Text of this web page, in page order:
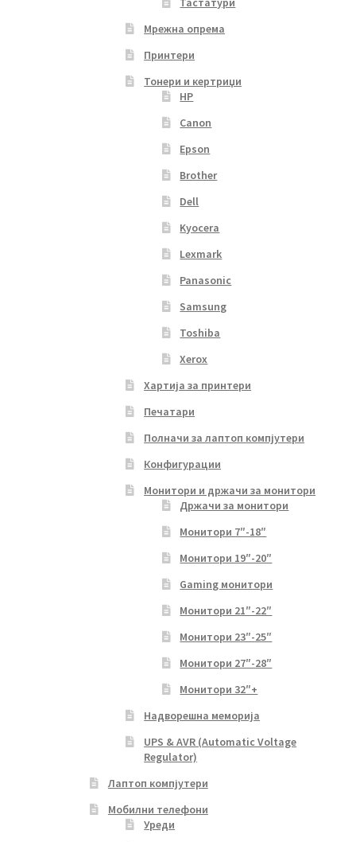
Мрежна опрема
Принтери
Тонери и кертриџи
HP
Canon
Epson
Brother
Dell
Kyocera
Lexmark
Panasonic
Samsung
Toshiba
Xerox
Хартија за принтери
Печатари
Полначи за лаптоп компјутери
Конфигурации
Монитори и држачи за монитори
Држачи за монитори
Монитори 7″-18″
Монитори 19″-20″
Gaming монитори
Монитори 21″-22″
Монитори 23″-25″
Монитори 27″-28″
Монитори 32″+
Надворешна меморија
UPS & AVR (Automatic Voltage
Regulator)
Лаптоп компјутери
Мобилни телефони
Уреди